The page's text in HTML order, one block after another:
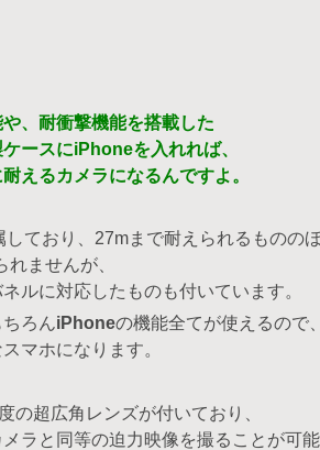
、耐衝撃機能を搭載した
ースにiPhoneを入れれば、
えるカメラになるんですよ。
しており、27mまで耐えられるものの
ませんが、
ルに対応したものも付いています。
ろんiPhoneの機能全てが使えるので
マホになります。
の超広角レンズが付いており、
ラと同等の迫力映像を撮ることが可